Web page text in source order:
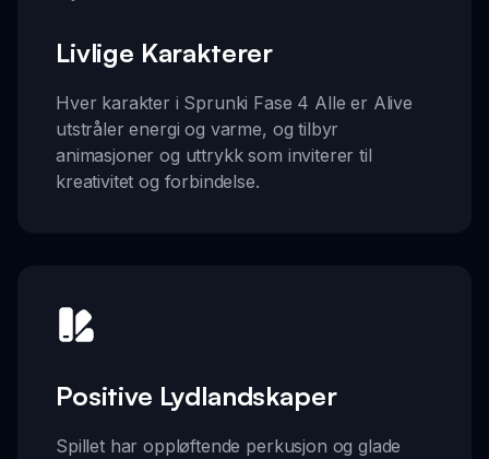
Livlige Karakterer
Hver karakter i Sprunki Fase 4 Alle er Alive
utstråler energi og varme, og tilbyr
animasjoner og uttrykk som inviterer til
kreativitet og forbindelse.
Positive Lydlandskaper
Spillet har oppløftende perkusjon og glade